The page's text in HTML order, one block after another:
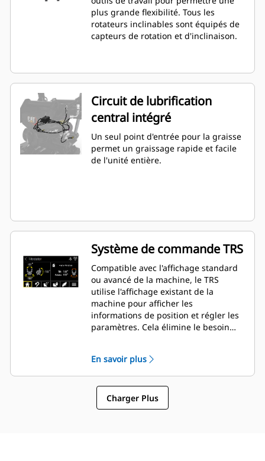
plus grande flexibilité. Tous les
rotateurs inclinables sont équipés de
capteurs de rotation et d'inclinaison.
Circuit de lubrification
central intégré
Un seul point d'entrée pour la graisse
permet un graissage rapide et facile
de l'unité entière.
Système de commande TRS
Compatible avec l'affichage standard
ou avancé de la machine, le TRS
utilise l'affichage existant de la
machine pour afficher les
informations de position et régler les
paramètres. Cela élimine le besoin
hydraulique.
En savoir plus
Charger Plus